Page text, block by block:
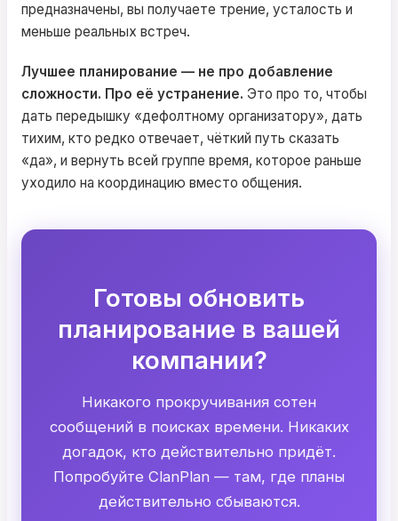
предназначены, вы получаете трение, усталость и
меньше реальных встреч.
Лучшее планирование — не про добавление
сложности. Про её устранение. Это про то, чтобы
дать передышку «дефолтному организатору», дать
тихим, кто редко отвечает, чёткий путь сказать
«да», и вернуть всей группе время, которое раньше
уходило на координацию вместо общения.
Готовы обновить
планирование в вашей
компании?
Никакого прокручивания сотен
сообщений в поисках времени. Никаких
догадок, кто действительно придёт.
Попробуйте ClanPlan — там, где планы
действительно сбываются.